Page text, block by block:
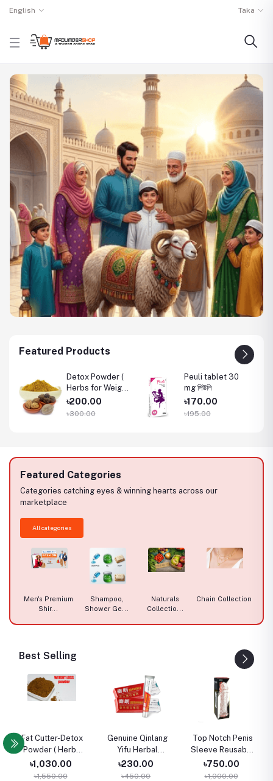
English Taka
Featured Products
Detox Powder (
Herbs for Weight
Loss ) ওজন কমানোর
পাউডার
৳200.00
৳300.00
Peuli tablet 30
mg পিউলি
৳170.00
৳195.00
Featured Categories
Categories catching eyes & winning hearts across our
marketplace
All categories
Men's Premium
Shir...
Shampoo,
Shower Ge...
Naturals
Collectio...
Chain Collection
Best Selling
Fat Cutter-Detox
Powder ( Herbs
for Weight Loss )
৳1,030.00
৳1,550.00
Genuine Qinlang
Yifu Herbal
Antibacterial
China allergy
৳230.00
৳450.00
Top Notch Penis
Sleeve Reusable
Magic Condom
৳750.00
৳1,000.00